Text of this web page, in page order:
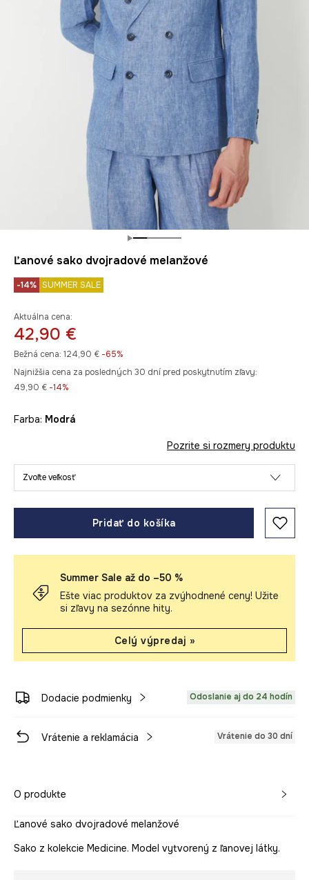
Ľanové sako dvojradové melanžové
-14% SUMMER SALE
Aktuálna cena:
42,90 €
Bežná cena: 124,90 € -65%
Najnižšia cena za posledných 30 dní pred poskytnutím zľavy:
49,90 € -14%
Farba: modrá
Pozrite si rozmery produktu
Zvoľte veľkosť
Pridať do košíka
Summer Sale až do –50 %
Ešte viac produktov za zvýhodnené ceny! Užite
si zľavy na sezónne hity.
Celý výpredaj »
Dodacie podmienky Odoslanie aj do 24 hodín
Vrátenie a reklamácia Vrátenie do 30 dní
O produkte
Ľanové sako dvojradové melanžové
Sako z kolekcie Medicine. Model vytvorený z ľanovej látky.